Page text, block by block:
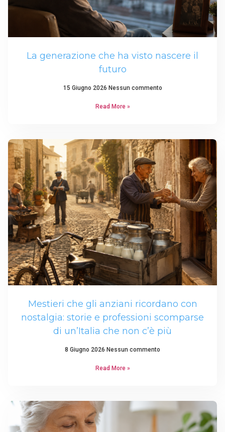
La generazione che ha visto nascere il
futuro
15 Giugno 2026 Nessun commento
Read More »
Mestieri che gli anziani ricordano con
nostalgia: storie e professioni scomparse
di un’Italia che non c’è più
8 Giugno 2026 Nessun commento
Read More »